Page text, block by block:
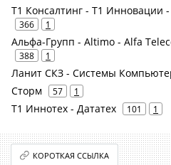
Т1 Консалтинг - Т1 Инновации
366 1
Альфа-Групп - Altimo - Alfa
388 1
Ланит СКЗ - Системы
Сторм 57 1
Т1 Иннотех - Дататех 101 1
КОРОТКАЯ ССЫЛКА